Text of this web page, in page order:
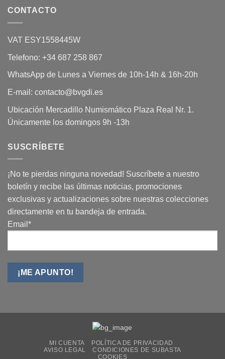
CONTACTO
VAT ESY1558445W
Telefono: +34 687 258 867
WhatsApp de Lunes a Viernes de 10h-14h & 16h-20h
E-mail: contacto@bvgdi.es
Ubicación Mercadillo Numismático Plaza Real Nr. 1.
Únicamente los domingos 9h -13h
SUSCRÍBETE
¡No te pierdas ninguna novedad! Suscríbete a nuestro
boletín y recibe las últimas noticias, promociones
exclusivas y actualizaciones sobre nuestras colecciones
directamente en tu bandeja de entrada.
Email*
MI CUENTA
POLÍTICA DE PRIVACIDAD
AVISO LEGAL
CONDICIONES DE SUBASTA
COOKIES